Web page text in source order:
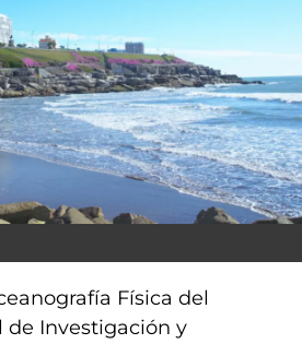
Física del
Investigación y